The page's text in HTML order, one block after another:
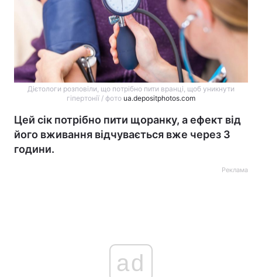
Дієтологи розповіли, що потрібно пити вранці, щоб уникнути
гіпертонії / фото ua.depositphotos.com
Цей сік потрібно пити щоранку, а ефект від
його вживання відчувається вже через 3
години.
Реклама
ad